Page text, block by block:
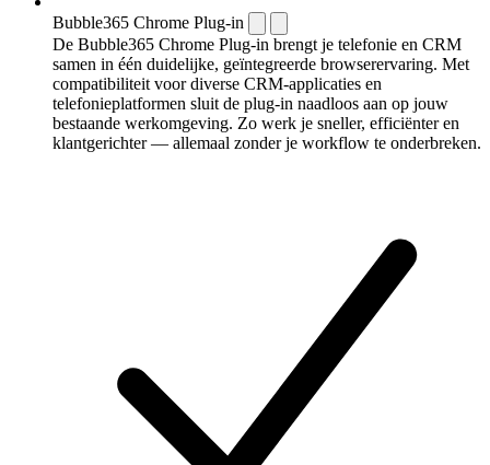
Bubble365 Chrome Plug-in
De Bubble365 Chrome Plug-in brengt je telefonie en CRM
samen in één duidelijke, geïntegreerde browserervaring. Met
compatibiliteit voor diverse CRM-applicaties en
telefonieplatformen sluit de plug-in naadloos aan op jouw
bestaande werkomgeving. Zo werk je sneller, efficiënter en
klantgerichter — allemaal zonder je workflow te onderbreken.